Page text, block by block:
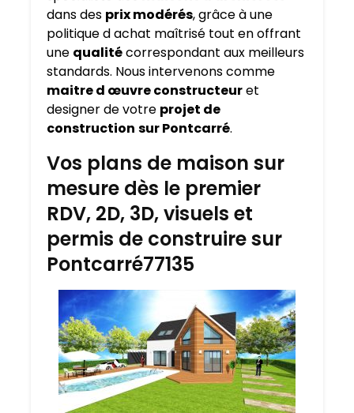
dans des prix modérés, grâce à une
politique d achat maîtrisé tout en offrant
une qualitécorrespondant aux meilleurs
standards. Nous intervenons comme
maitre d œuvre constructeuret
designer de votre projet de
construction sur Pontcarré.
Vos plans de maison sur
mesure dès le premier
RDV, 2D, 3D, visuels et
permis de construire sur
Pontcarré77135